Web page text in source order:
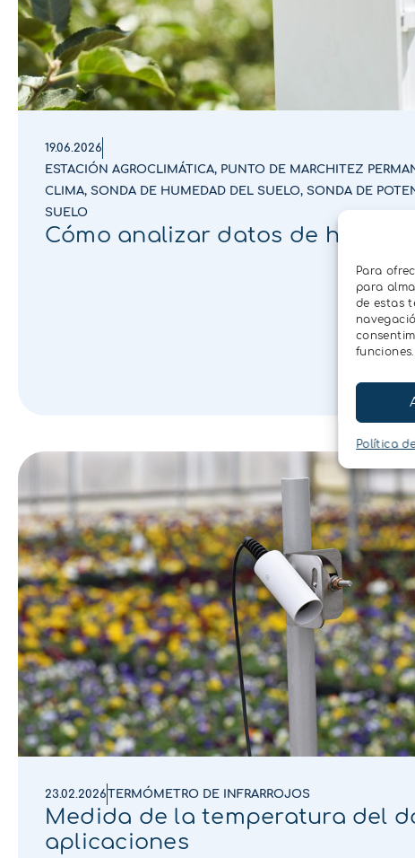
Para
para
de estas
funciones.
Política
19.06.2026
ESTACIÓN AGROCLIMÁTICA, PUNTO DE MARCHITEZ
CLIMA, SONDA DE HUMEDAD DEL SUELO, SONDA DE
SUELO
Cómo analizar datos de
23.02.2026 TERMÓMETRO DE INFRARROJOS
Medida de la temperatura del
aplicaciones